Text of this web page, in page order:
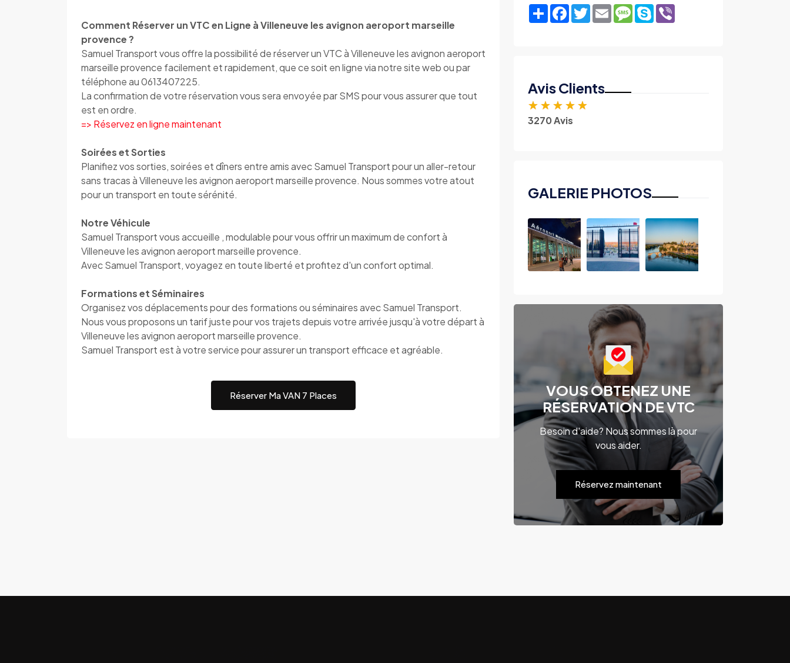
Comment Réserver un VTC en Ligne à Villeneuve les avignon aeroport marseille
provence ?
Samuel Transport vous offre la possibilité de réserver un VTC à Villeneuve les avignon aeroport
marseille provence facilement et rapidement, que ce soit en ligne via notre site web ou par
téléphone au 0613407225.
La confirmation de votre réservation vous sera envoyée par SMS pour vous assurer que tout
est en ordre.
=> Réservez en ligne maintenant
Soirées et Sorties
Planifiez vos sorties, soirées et dîners entre amis avec Samuel Transport pour un aller-retour
sans tracas à Villeneuve les avignon aeroport marseille provence. Nous sommes votre atout
pour un transport en toute sérénité.
Notre Véhicule
Samuel Transport vous accueille , modulable pour vous offrir un maximum de confort à
Villeneuve les avignon aeroport marseille provence.
Avec Samuel Transport, voyagez en toute liberté et profitez d'un confort optimal.
Formations et Séminaires
Organisez vos déplacements pour des formations ou séminaires avec Samuel Transport.
Nous vous proposons un tarif juste pour vos trajets depuis votre arrivée jusqu'à votre départ à
Villeneuve les avignon aeroport marseille provence.
Samuel Transport est à votre service pour assurer un transport efficace et agréable.
Réserver Ma VAN 7 Places
ShareFacebook
TwitterEmailMessage
Skype
Avis Clients
★ ★ ★ ★ ★
3270 Avis
GALERIE PHOTOS
VOUS OBTENEZ UNE
RÉSERVATION DE VTC
Besoin d'aide? Nous sommes là pour
vous aider.
Réservez maintenant